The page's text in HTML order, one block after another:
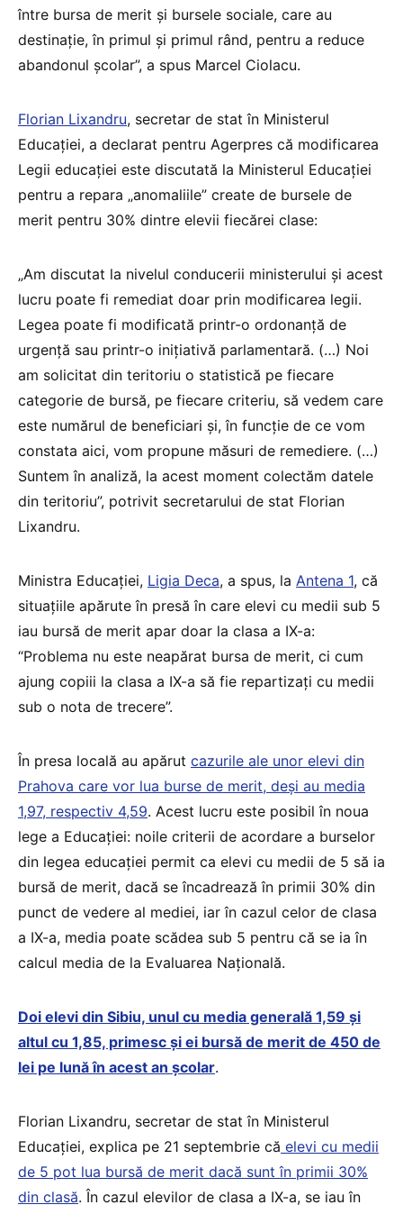
între bursa de merit și bursele sociale, care au
destinație, în primul și primul rând, pentru a reduce
abandonul școlar”, a spus Marcel Ciolacu.
Florian Lixandru, secretar de stat în Ministerul
Educației, a declarat pentru Agerpres că modificarea
Legii educației este discutată la Ministerul Educației
pentru a repara „anomaliile” create de bursele de
merit pentru 30% dintre elevii fiecărei clase:
„Am discutat la nivelul conducerii ministerului şi acest
lucru poate fi remediat doar prin modificarea legii.
Legea poate fi modificată printr-o ordonanţă de
urgenţă sau printr-o iniţiativă parlamentară. (…) Noi
am solicitat din teritoriu o statistică pe fiecare
categorie de bursă, pe fiecare criteriu, să vedem care
este numărul de beneficiari şi, în funcţie de ce vom
constata aici, vom propune măsuri de remediere. (…)
Suntem în analiză, la acest moment colectăm datele
din teritoriu”, potrivit secretarului de stat Florian
Lixandru.
Ministra Educației, Ligia Deca, a spus, la Antena 1, că
situațiile apărute în presă în care elevi cu medii sub 5
iau bursă de merit apar doar la clasa a IX-a:
“Problema nu este neapărat bursa de merit, ci cum
ajung copiii la clasa a IX-a să fie repartizați cu medii
sub o nota de trecere”.
În presa locală au apărut cazurile ale unor elevi din
Prahova care vor lua burse de merit, deși au media
1,97, respectiv 4,59. Acest lucru este posibil în noua
lege a Educației: noile criterii de acordare a burselor
din legea educației permit ca elevi cu medii de 5 să ia
bursă de merit, dacă se încadrează în primii 30% din
punct de vedere al mediei, iar în cazul celor de clasa
a IX-a, media poate scădea sub 5 pentru că se ia în
calcul media de la Evaluarea Națională.
Doi elevi din Sibiu, unul cu media generală 1,59 și
altul cu 1,85, primesc și ei bursă de merit de 450 de
lei pe lună în acest an școlar.
Florian Lixandru, secretar de stat în Ministerul
Educației, explica pe 21 septembrie că elevi cu medii
de 5 pot lua bursă de merit dacă sunt în primii 30%
din clasă. În cazul elevilor de clasa a IX-a, se iau în